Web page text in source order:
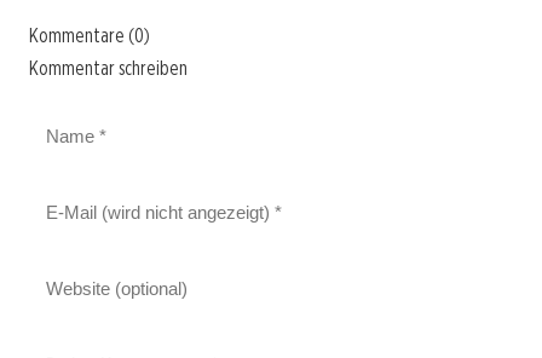
Kommentare (0)
Kommentar schreiben